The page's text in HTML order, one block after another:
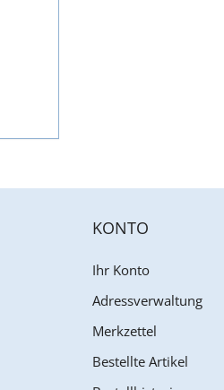
KONTO
Ihr Konto
Adressverwaltung
Merkzettel
Bestellte Artikel